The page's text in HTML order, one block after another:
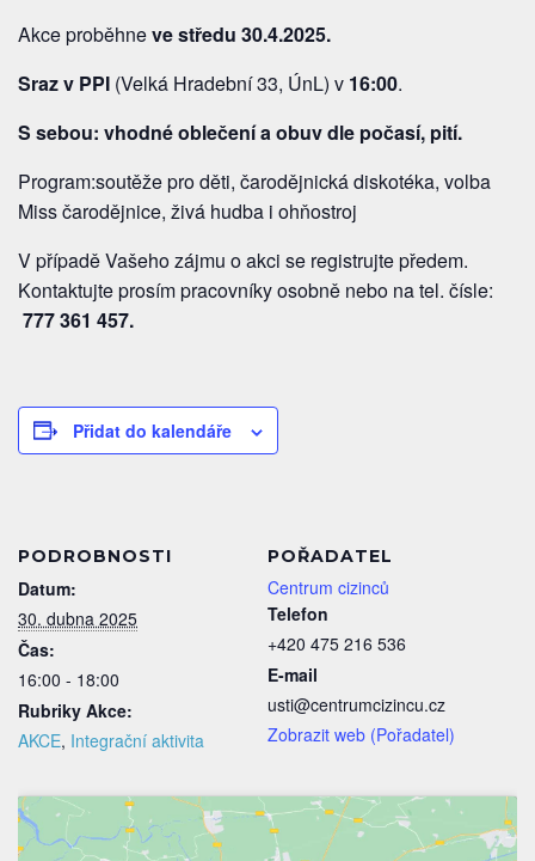
Akce proběhneve středu 30.4.2025.
Sraz v PPI (Velká Hradební 33, ÚnL) v 16:00.
S sebou: vhodné oblečení a obuv dle počasí, pití.
Program:soutěže pro děti, čarodějnická diskotéka, volba
Miss čarodějnice, živá hudba i ohňostroj
V případě Vašeho zájmu o akci se registrujte předem.
Kontaktujte prosím pracovníky osobně nebo na tel. čísle:
777 361 457.
Přidat do kalendáře
PODROBNOSTI
Datum:
30. dubna 2025
Čas:
16:00 - 18:00
Rubriky Akce:
AKCE, Integrační aktivita
POŘADATEL
Centrum cizinců
Telefon
+420 475 216 536
E-mail
usti@centrumcizincu.cz
Zobrazit web (Pořadatel)